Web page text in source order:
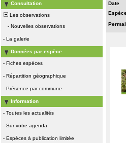
Consultation
Les observations
- Nouvelles observations
- La galerie
Données par espèce
- Fiches espèces
- Répartition géographique
- Présence par commune
Information
- Toutes les actualités
- Sur votre agenda
- Espèces à publication limitée
Date